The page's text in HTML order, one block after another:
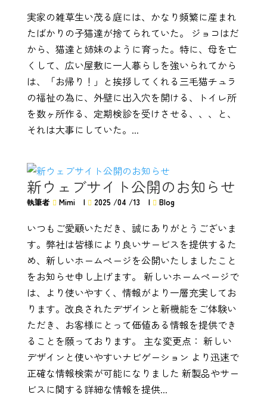
実家の雑草生い茂る庭には、かなり頻繁に産まれ
たばかりの子猫達が捨てられていた。 ジョコはだ
から、猫達と姉妹のように育った。特に、母を亡
くして、広い屋敷に一人暮らしを強いられてから
は、「お帰り！」と挨拶してくれる三毛猫チュラ
の福祉の為に、外壁に出入穴を開ける、トイレ所
を数ヶ所作る、定期検診を受けさせる、、、と、
それは大事にしていた。...
新ウェブサイト公開のお知らせ
執筆者 Mimi | 2025 /04 /13 | Blog
いつもご愛顧いただき、誠にありがとうございま
す。弊社は皆様により良いサービスを提供するた
め、新しいホームページを公開いたしましたこと
をお知らせ申し上げます。 新しいホームページで
は、より使いやすく、情報がより一層充実してお
ります。改良されたデザインと新機能をご体験い
ただき、お客様にとって価値ある情報を提供でき
ることを願っております。 主な変更点： 新しい
デザインと使いやすいナビゲーション より迅速で
正確な情報検索が可能になりました 新製品やサー
ビスに関する詳細な情報を提供...